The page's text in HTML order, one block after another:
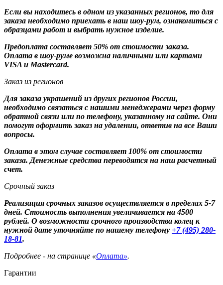
Если вы находитесь в одном из указанных регионов, то для
заказа необходимо приехать в наш шоу-рум, ознакомиться с
образцами работ и выбрать нужное изделие.
Предоплата составляет 50% от стоимости заказа.
Оплата в шоу-руме возможна наличными или картами
VISA и Mastercard.
Заказ из регионов
Для заказа украшений из других регионов России,
необходимо связаться с нашими менеджерами через форму
обратной связи или по телефону, указанному на сайте. Они
помогут оформить заказ на удалении, ответив на все Ваши
вопросы.
Оплата в этом случае составляет 100% от стоимости
заказа. Денежные средства переводятся на наш расчетный
счет.
Срочный заказ
Реализация срочных заказов осуществляется в пределах 5-7
дней. Стоимость выполнения увеличивается на 4500
рублей. О возможности срочного производства колец к
нужной дате уточняйте по нашему телефону +7 (495) 280-
18-81.
Подробнее - на странице «Оплата».
Гарантии